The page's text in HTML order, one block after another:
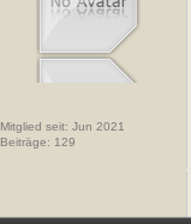
Mitglied seit: Jun 2021
Beiträge: 129